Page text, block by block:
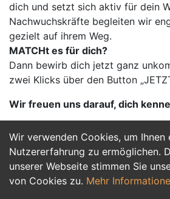
Wir verwenden Cookies, um Ihnen
Nutzererfahrung zu ermöglichen.
unserer Webseite stimmen Sie
von Cookies zu. Mehr
dich und setzt sich aktiv für dein
Nachwuchskräfte begleiten wir
gezielt auf ihrem Weg.
MATCHt es für dich?
Dann bewirb dich jetzt ganz
zwei Klicks über den Button
Wir freuen uns darauf, dich
Jetzt